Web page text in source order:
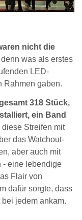
nicht die
denn was als erstes
LED-
Rahmen gaben.
318 Stück,
ein Band
diese Streifen mit
das Watchout-
aber auch mit
- eine lebendige
Flair von
dafür sorgte, dass
jedem ankam.